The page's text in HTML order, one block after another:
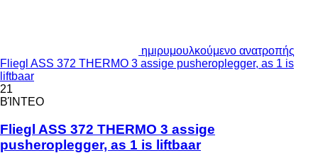
ημιρυμουλκούμενο ανατροπής
Fliegl ASS 372 THERMO 3 assige pusheroplegger, as 1 is
liftbaar
21
ΒΊΝΤΕΟ
Fliegl ASS 372 THERMO 3 assige
pusheroplegger, as 1 is liftbaar